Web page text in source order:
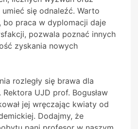
się odnaleźć. Warto
bo praca w dyplomacji daje
pozwala poznać innych
zyskania nowych
rozległy się brawa dla
UJD prof. Bogusław
jej wręczając kwiaty od
Dodajmy, że